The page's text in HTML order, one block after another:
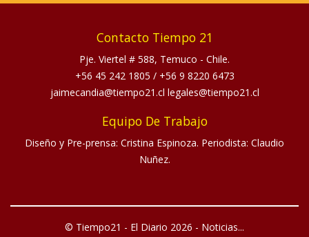
Contacto Tiempo 21
Pje. Viertel # 588, Temuco - Chile.
+56 45 242 1805 / +56 9 8220 6473
jaimecandia@tiempo21.cl legales@tiempo21.cl
Equipo De Trabajo
Diseño y Pre-prensa: Cristina Espinoza. Periodista: Claudio
Nuñez.
© Tiempo21 - El Diario 2026 - Noticias...